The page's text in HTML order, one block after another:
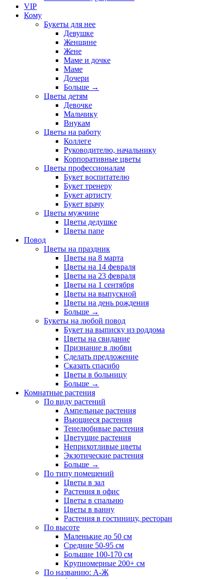
VIP
Кому
Букеты для нее
Девушке
Женщине
Жене
Маме и дочке
Маме
Дочери
Больше →
Цветы детям
Девочке
Мальчику
Внукам
Цветы на работу
Коллеге
Руководителю, начальнику
Корпоративные цветы
Цветы профессионалам
Букет воспитателю
Букет тренеру
Букет артисту
Букет врачу
Цветы мужчине
Цветы дедушке
Цветы папе
Повод
Цветы на праздник
Цветы на 8 марта
Цветы на 14 февраля
Цветы на 23 февраля
Цветы на 1 сентября
Цветы на выпускной
Цветы на день рождения
Больше →
Букеты на любой повод
Букет на выписку из роддома
Цветы на свидание
Признание в любви
Сделать предложение
Сказать спасибо
Цветы в больницу
Больше →
Комнатные растения
По виду растений
Ампельные растения
Вьющиеся растения
Тенелюбивые растения
Цветущие растения
Неприхотливые цветы
Экзотические растения
Больше →
По типу помещений
Цветы в зал
Растения в офис
Цветы в спальню
Цветы в ванну
Растения в гостиницу, ресторан
По высоте
Маленькие до 50 см
Средние 50-95 см
Большие 100-170 см
Крупномерные 200+ см
По названию: А-Ж